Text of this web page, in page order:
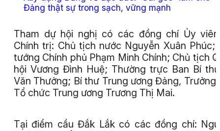
Đảng thật sự trong sạch, vững mạnh
Tham dự hội nghị có các đồng chí Ủy
Chính trị: Chủ tịch nước Nguyễn Xuân Phúc;
tướng Chính phủ Phạm Minh Chính; Chủ tịch
hội Vương Đình Huệ; Thường trực Ban Bí
Văn Thưởng; Bí thư Trung ương Đảng, Trưởng
Tổ chức Trung ương Trương Thị Mai.
Tại điểm cầu Đắk Lắk có các đồng chí: